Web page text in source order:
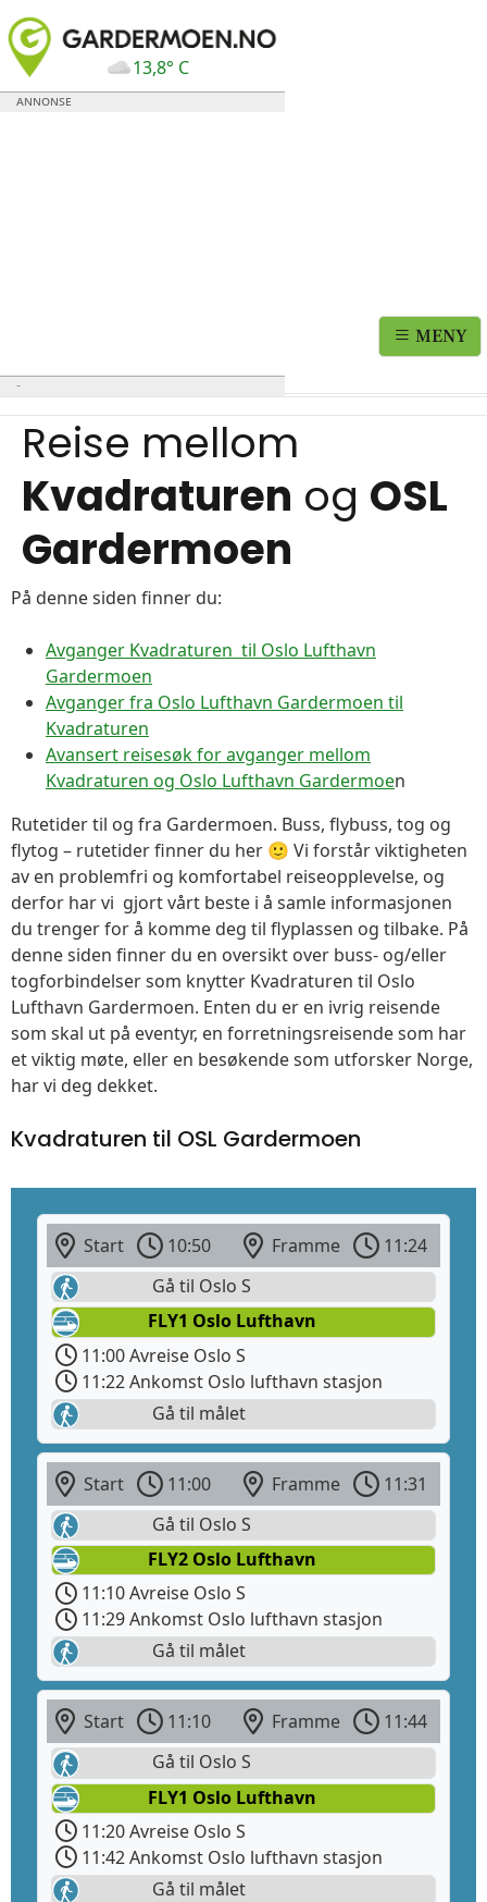
13,8° C
MENY
Reise mellom
Kvadraturen og OSL
Gardermoen
På denne siden finner du:
Avganger Kvadraturen til Oslo Lufthavn
Gardermoen
Avganger fra Oslo Lufthavn Gardermoen til
Kvadraturen
Avansert reisesøk for avganger mellom
Kvadraturen og Oslo Lufthavn Gardermoen
Rutetider til og fra Gardermoen. Buss, flybuss, tog og
flytog – rutetider finner du her 🙂 Vi forstår viktigheten
av en problemfri og komfortabel reiseopplevelse, og
derfor har vi gjort vårt beste i å samle informasjonen
du trenger for å komme deg til flyplassen og tilbake. På
denne siden finner du en oversikt over buss- og/eller
togforbindelser som knytter Kvadraturen til Oslo
Lufthavn Gardermoen. Enten du er en ivrig reisende
som skal ut på eventyr, en forretningsreisende som har
et viktig møte, eller en besøkende som utforsker Norge,
har vi deg dekket.
Kvadraturen til OSL Gardermoen
Start 10:50 Framme
11:24
Gå til Oslo S
FLY1 Oslo Lufthavn
11:00 Avreise Oslo S
11:22 Ankomst Oslo lufthavn stasjon
Gå til målet
Start 11:00 Framme
11:31
Gå til Oslo S
FLY2 Oslo Lufthavn
11:10 Avreise Oslo S
11:29 Ankomst Oslo lufthavn stasjon
Gå til målet
Start 11:10 Framme
11:44
Gå til Oslo S
FLY1 Oslo Lufthavn
11:20 Avreise Oslo S
11:42 Ankomst Oslo lufthavn stasjon
Gå til målet